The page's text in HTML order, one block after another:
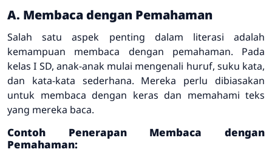
A. Membaca dengan Pemahaman
Salah satu aspek penting dalam literasi adalah
kemampuan membaca dengan pemahaman. Pada
kelas I SD, anak-anak mulai mengenali huruf, suku kata,
dan kata-kata sederhana. Mereka perlu dibiasakan
untuk membaca dengan keras dan memahami teks
yang mereka baca.
Contoh Penerapan Membaca dengan
Pemahaman: